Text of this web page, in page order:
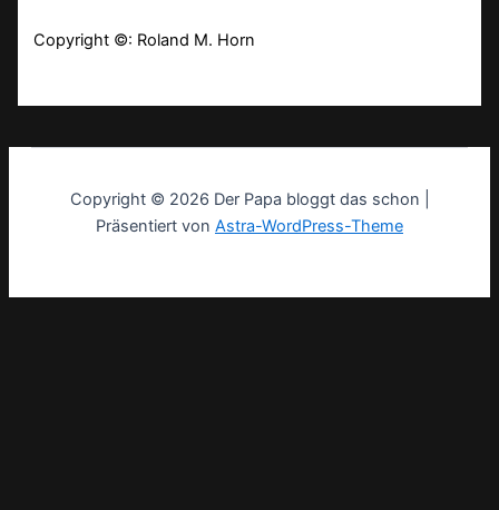
Copyright ©: Roland M. Horn
Copyright © 2026 Der Papa bloggt das schon |
Präsentiert von Astra-WordPress-Theme